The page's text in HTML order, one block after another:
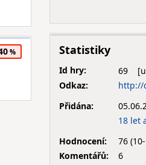
Statistiky
Id hry:
69
Odkaz:
http://
Přidána:
18 let
Hodnocení:
76
Komentářů:
6